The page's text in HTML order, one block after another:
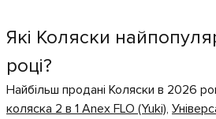
Які Коляски
році?
Найбільш продані Коляски в 2026
коляска 2 в 1 Anex FLO (Yuki),